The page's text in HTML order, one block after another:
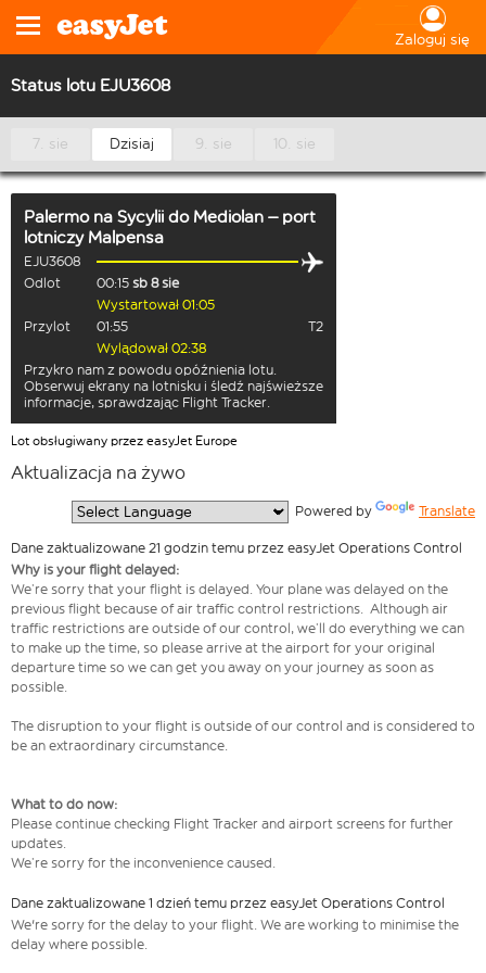
Zaloguj się
Status lotu EJU3608
7. sie Dzisiaj 9. sie 10. sie
Palermo na Sycylii do Mediolan – port
lotniczy Malpensa
EJU3608
Odlot
00:15 sb 8 sie
Wystartował 01:05
Przylot
01:55
T2
Wylądował 02:38
Przykro nam z powodu opóźnienia lotu.
Obserwuj ekrany na lotnisku i śledź najświeższe
informacje, sprawdzając Flight Tracker.
Lot obsługiwany przez easyJet Europe
Aktualizacja na żywo
Powered by Translate
Dane zaktualizowane 21 godzin temu przez easyJet Operations Control
Why is your flight delayed:
We’re sorry that your flight is delayed. Your plane was delayed on the
previous flight because of air traffic control restrictions. Although air
traffic restrictions are outside of our control, we’ll do everything we can
to make up the time, so please arrive at the airport for your original
departure time so we can get you away on your journey as soon as
possible.
The disruption to your flight is outside of our control and is considered to
be an extraordinary circumstance.
What to do now:
Please continue checking Flight Tracker and airport screens for further
updates.
We’re sorry for the inconvenience caused.
Dane zaktualizowane 1 dzień temu przez easyJet Operations Control
We're sorry for the delay to your flight. We are working to minimise the
delay where possible.